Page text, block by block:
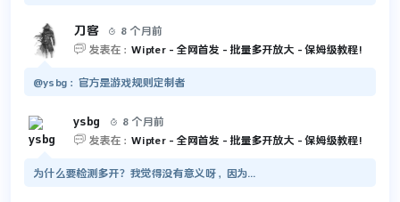
刀客 
8 个月前
 发表在： Wipter - 全网首发 - 批量多开放大 - 保姆级教程!
@ysbg：官方是游戏规则定制者
ysbg 
8 个月前
 发表在： Wipter - 全网首发 - 批量多开放大 - 保姆级教程!
为什么要检测多开？我觉得没有意义呀，因为...